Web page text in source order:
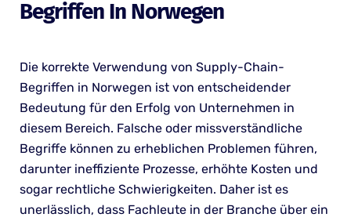
Begriffen In Norwegen
Die korrekte Verwendung von Supply-Chain-
Begriffen in Norwegen ist von entscheidender
Bedeutung für den Erfolg von Unternehmen in
diesem Bereich. Falsche oder missverständliche
Begriffe können zu erheblichen Problemen führen,
darunter ineffiziente Prozesse, erhöhte Kosten und
sogar rechtliche Schwierigkeiten. Daher ist es
unerlässlich, dass Fachleute in der Branche über ein